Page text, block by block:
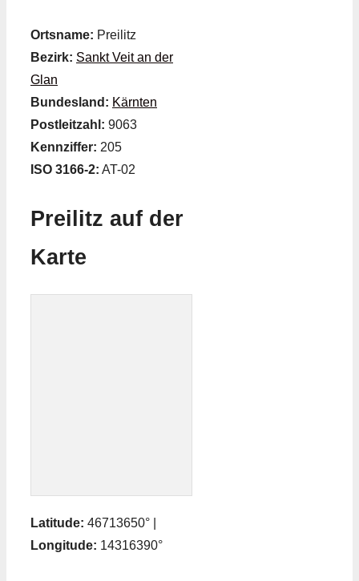
Ortsname: Preilitz
Bezirk: Sankt Veit an der
Glan
Bundesland: Kärnten
Postleitzahl: 9063
Kennziffer: 205
ISO 3166-2: AT-02
Preilitz auf der
Karte
Latitude: 46713650° |
Longitude: 14316390°